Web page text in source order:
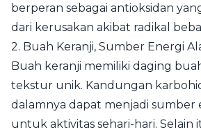
berperan sebagai antioksidan
dari kerusakan akibat radikal
2. Buah Keranji, Sumber Energi
Buah keranji memiliki daging
tekstur unik. Kandungan
dalamnya dapat menjadi sumber
untuk aktivitas sehari-hari. Selain